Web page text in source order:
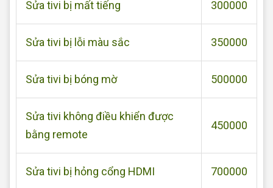
Sửa tivi bị mất tiếng 300000
Sửa tivi bị lỗi màu sắc 350000
Sửa tivi bị bóng mờ 500000
Sửa tivi không điều khiển được
bằng remote
450000
Sửa tivi bị hỏng cổng HDMI 700000